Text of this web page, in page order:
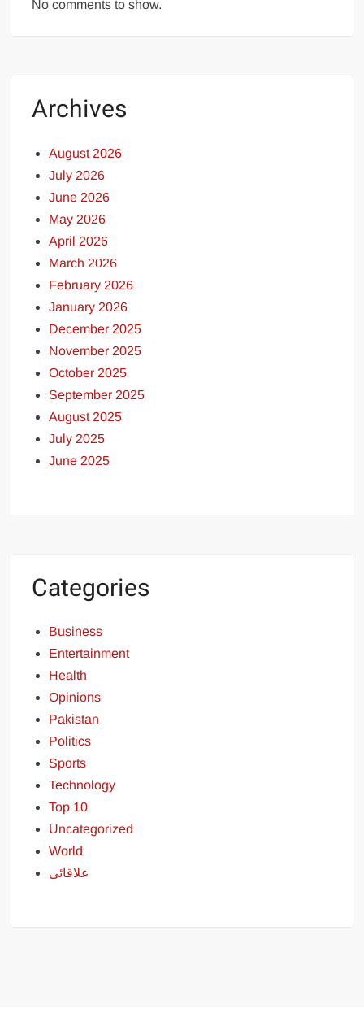
No comments to show.
Archives
August 2026
July 2026
June 2026
May 2026
April 2026
March 2026
February 2026
January 2026
December 2025
November 2025
October 2025
September 2025
August 2025
July 2025
June 2025
Categories
Business
Entertainment
Health
Opinions
Pakistan
Politics
Sports
Technology
Top 10
Uncategorized
World
علاقائی